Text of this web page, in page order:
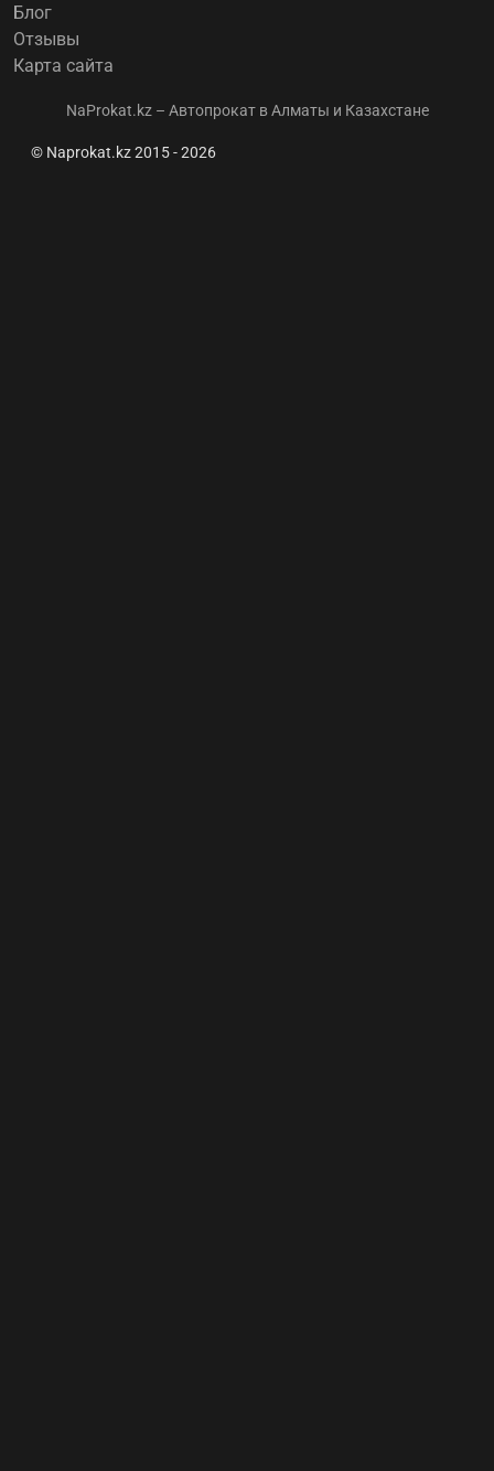
Блог
Отзывы
Карта сайта
NaProkat.kz – Автопрокат в Алматы и Казахстане
© Naprokat.kz 2015 - 2026